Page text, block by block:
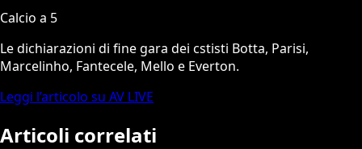
Calcio a 5
Le dichiarazioni di fine gara dei cstisti Botta, Parisi,
Marcelinho, Fantecele, Mello e Everton.
Leggi l’articolo su AV LIVE
Articoli correlati